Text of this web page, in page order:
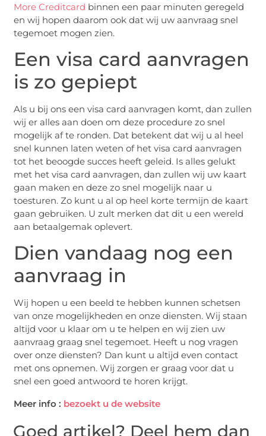
More Creditcard binnen een paar minuten geregeld
en wij hopen daarom ook dat wij uw aanvraag snel
tegemoet mogen zien.
Een visa card aanvragen
is zo gepiept
Als u bij ons een visa card aanvragen komt, dan zullen
wij er alles aan doen om deze procedure zo snel
mogelijk af te ronden. Dat betekent dat wij u al heel
snel kunnen laten weten of het visa card aanvragen
tot het beoogde succes heeft geleid. Is alles gelukt
met het visa card aanvragen, dan zullen wij uw kaart
gaan maken en deze zo snel mogelijk naar u
toesturen. Zo kunt u al op heel korte termijn de kaart
gaan gebruiken. U zult merken dat dit u een wereld
aan betaalgemak oplevert.
Dien vandaag nog een
aanvraag in
Wij hopen u een beeld te hebben kunnen schetsen
van onze mogelijkheden en onze diensten. Wij staan
altijd voor u klaar om u te helpen en wij zien uw
aanvraag graag snel tegemoet. Heeft u nog vragen
over onze diensten? Dan kunt u altijd even contact
met ons opnemen. Wij zorgen er graag voor dat u
snel een goed antwoord te horen krijgt.
Meer info : bezoekt u de website
Goed artikel? Deel hem dan